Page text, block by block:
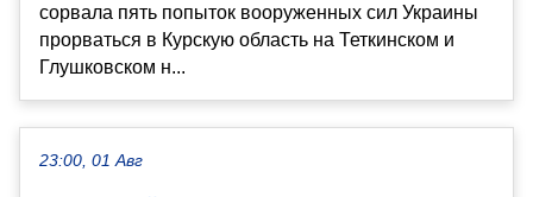
сорвала пять попыток вооруженных сил Украины
прорваться в Курскую область на Теткинском и
Глушковском н...
23:00, 01 Авг